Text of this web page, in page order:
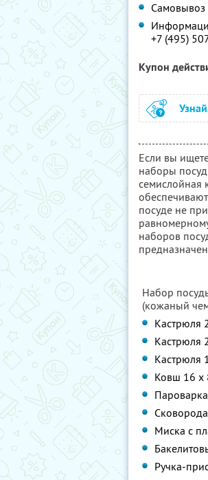
Самовывоз
+7 (495)
Купон
Если вы
наборы
семислойная
посуде не
наборов
Набор
(кожаный
Кастрюля
Кастрюля
Кастрюля
Ковш 16 x
Миска с
Ручка-